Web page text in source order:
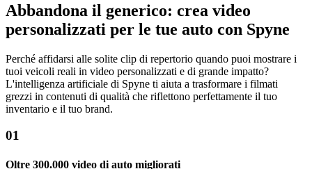
Abbandona il generico: crea video
personalizzati per le tue auto con Spyne
Perché affidarsi alle solite clip di repertorio quando puoi mostrare i
tuoi veicoli reali in video personalizzati e di grande impatto?
L'intelligenza artificiale di Spyne ti aiuta a trasformare i filmati
grezzi in contenuti di qualità che riflettono perfettamente il tuo
inventario e il tuo brand.
01
Oltre 300.000 video di auto migliorati